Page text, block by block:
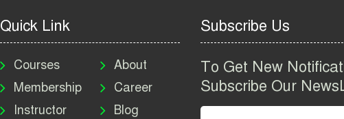
Quick Link
Courses
Membership
Instructor
About
Career
Blog
Subscribe Us
To Get New
Subscribe Our